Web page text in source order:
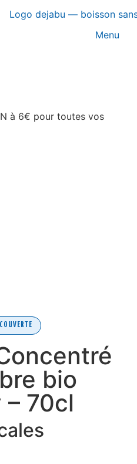
Menu
à 6€ pour toutes vos
bio
70cl